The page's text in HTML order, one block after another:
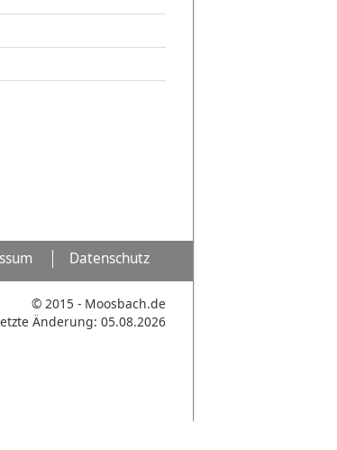
Datenschutz
© 2015 - Moosbach.de
Änderung: 05.08.2026